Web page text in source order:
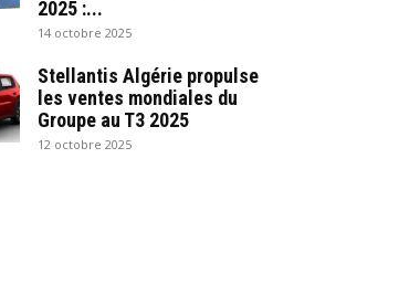
2025 :...
14 octobre 2025
Stellantis Algérie propulse
les ventes mondiales du
Groupe au T3 2025
12 octobre 2025